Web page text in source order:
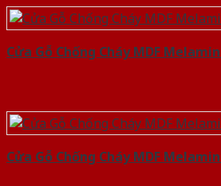
Cửa Gỗ Chống Cháy MDF
Cửa Gỗ Chống Cháy MDF